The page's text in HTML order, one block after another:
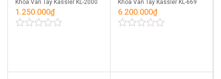
Khóa Vân Tay Kassler KL-2000
1.250.000₫
Khóa Vân Tay Kassler KL-669
6.200.000₫